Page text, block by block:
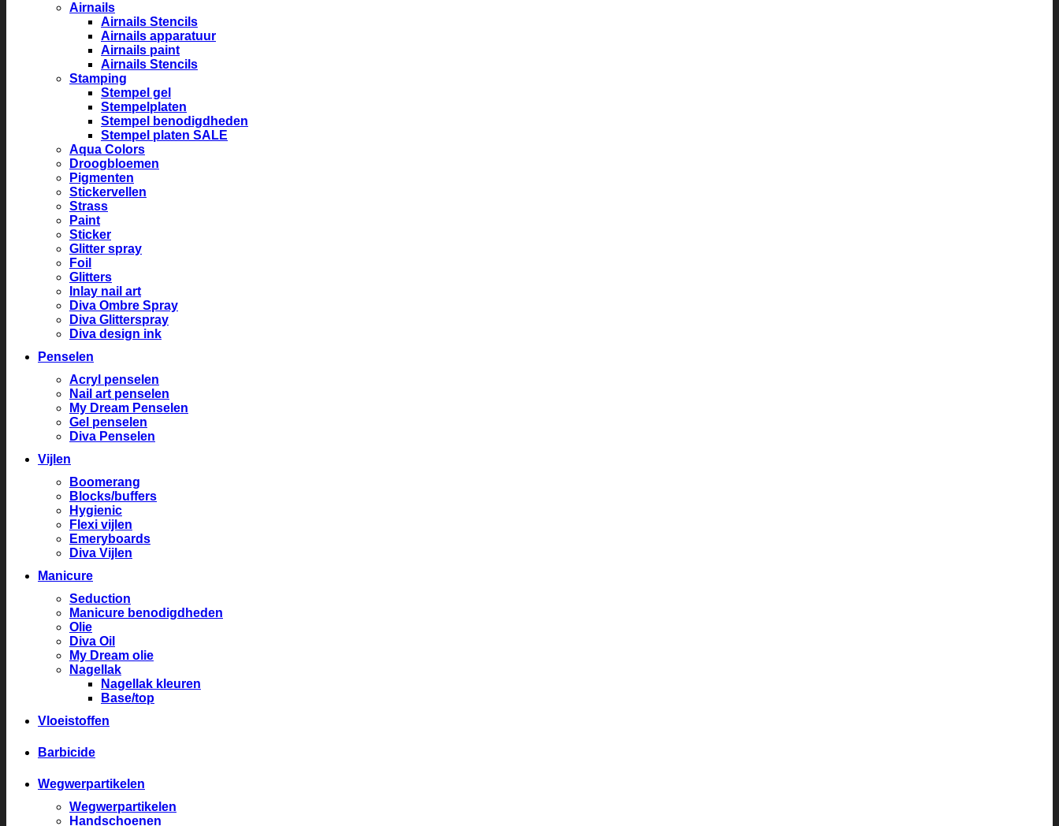
Airnails
Airnails Stencils
Airnails apparatuur
Airnails paint
Airnails Stencils
Stamping
Stempel gel
Stempelplaten
Stempel benodigdheden
Stempel platen SALE
Aqua Colors
Droogbloemen
Pigmenten
Stickervellen
Strass
Paint
Sticker
Glitter spray
Foil
Glitters
Inlay nail art
Diva Ombre Spray
Diva Glitterspray
Diva design ink
Penselen
Acryl penselen
Nail art penselen
My Dream Penselen
Gel penselen
Diva Penselen
Vijlen
Boomerang
Blocks/buffers
Hygienic
Flexi vijlen
Emeryboards
Diva Vijlen
Manicure
Seduction
Manicure benodigdheden
Olie
Diva Oil
My Dream olie
Nagellak
Nagellak kleuren
Base/top
Vloeistoffen
Barbicide
Wegwerpartikelen
Wegwerpartikelen
Handschoenen